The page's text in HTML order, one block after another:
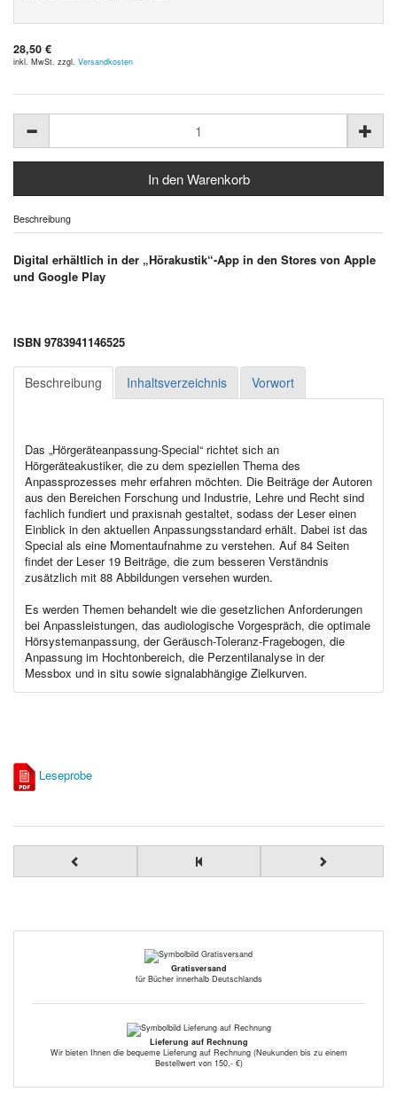
28,50 €
inkl. MwSt. zzgl. Versandkosten
Beschreibung
Digital erhältlich in der „Hörakustik“-App in den Stores von Apple
und Google Play
ISBN 9783941146525
Beschreibung Inhaltsverzeichnis Vorwort
Das „Hörgeräteanpassung-Special“ richtet sich an
Hörgeräteakustiker, die zu dem speziellen Thema des
Anpassprozesses mehr erfahren möchten. Die Beiträge der Autoren
aus den Bereichen Forschung und Industrie, Lehre und Recht sind
fachlich fundiert und praxisnah gestaltet, sodass der Leser einen
Einblick in den aktuellen Anpassungsstandard erhält. Dabei ist das
Special als eine Momentaufnahme zu verstehen. Auf 84 Seiten
findet der Leser 19 Beiträge, die zum besseren Verständnis
zusätzlich mit 88 Abbildungen versehen wurden.
Es werden Themen behandelt wie die gesetzlichen Anforderungen
bei Anpassleistungen, das audiologische Vorgespräch, die optimale
Hörsystemanpassung, der Geräusch-Toleranz-Fragebogen, die
Anpassung im Hochtonbereich, die Perzentilanalyse in der
Messbox und in situ sowie signalabhängige Zielkurven.
Leseprobe
Gratisversand
für Bücher innerhalb Deutschlands
Lieferung auf Rechnung
Wir bieten Ihnen die bequeme Lieferung auf Rechnung (Neukunden bis zu einem
Bestellwert von 150,- €)